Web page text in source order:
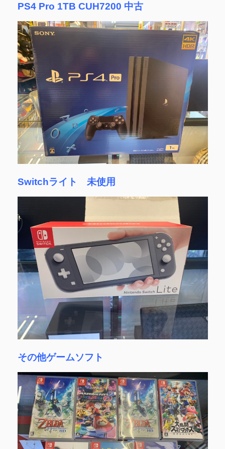
PS4 Pro 1TB CUH7200 中古
Switchライト 未使用
その他ゲームソフト